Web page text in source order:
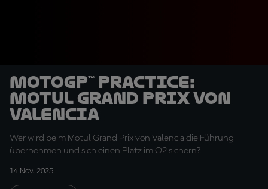
MotoGP™ Practice:
Motul Grand Prix von
Valencia
Wer wird beim Motul Grand Prix von Valencia die Führung
übernehmen und sich einen Platz im Q2 sichern?
14 Nov. 2025